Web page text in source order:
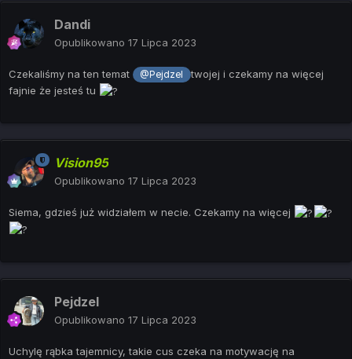
Dandi
Opublikowano 17 Lipca 2023
Czekaliśmy na ten temat @Pejdzel
twojej i czekamy na więcej
fajnie że jesteś tu
Vision95
Opublikowano 17 Lipca 2023
Siema, gdzieś już widziałem w necie. Czekamy na więcej
Pejdzel
Opublikowano 17 Lipca 2023
Uchylę rąbka tajemnicy, takie cus czeka na motywację na